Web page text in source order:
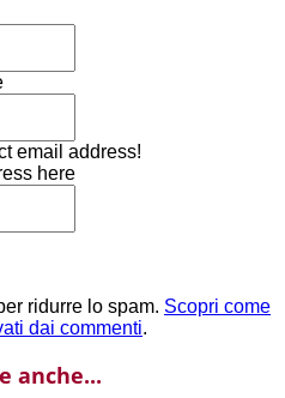
email address!
here
ridurre lo spam. Scopri come
dai commenti.
anche...